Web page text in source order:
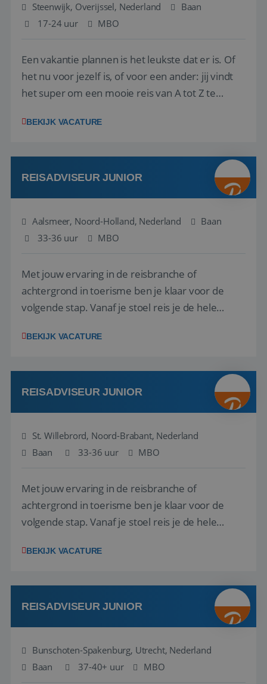
Steenwijk, Overijssel, Nederland
Baan
17-24 uur
MBO
Een vakantie plannen is het leukste dat er is. Of
het nu voor jezelf is, of voor een ander: jij vindt
het super om een mooie reis van A tot Z te
vakantiegangers de meest prachtige plekjes op
werken: of het nu gaat om vragen ...
BEKIJK VACATURE
REISADVISEUR JUNIOR
Aalsmeer, Noord-Holland, Nederland
Baan
33-36 uur
MBO
Met jouw ervaring in de reisbranche of
achtergrond in toerisme ben je klaar voor de
volgende stap. Vanaf je stoel reis je de hele
wensen van je team, je klant en wat er in de
klanten te overtuigen om die droomreis te
boeken! ...
BEKIJK VACATURE
REISADVISEUR JUNIOR
St. Willebrord, Noord-Brabant, Nederland
Baan
33-36 uur MBO
Met jouw ervaring in de reisbranche of
achtergrond in toerisme ben je klaar voor de
volgende stap. Vanaf je stoel reis je de hele
wensen van je team, je klant en wat er in de
klanten te overtuigen om die droomreis te
boeken! ...
BEKIJK VACATURE
REISADVISEUR JUNIOR
Bunschoten-Spakenburg, Utrecht, Nederland
Baan
37-40+ uur MBO